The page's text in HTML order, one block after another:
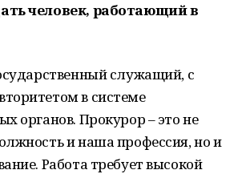
человек, работающий в
служащий, с
в системе
органов. Прокурор – это не
и наша профессия, но и
Работа требует высокой